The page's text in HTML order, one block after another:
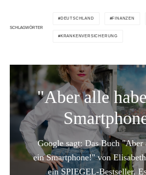
SCHLAGWÖRTER
DEUTSCHLAND FINANZEN
KRANKENVERSICHERUNG
"Aber alle
Google sagt: Das Buch "Aber
ein Smartphone!" von
ein SPIEGEL-Bestseller.